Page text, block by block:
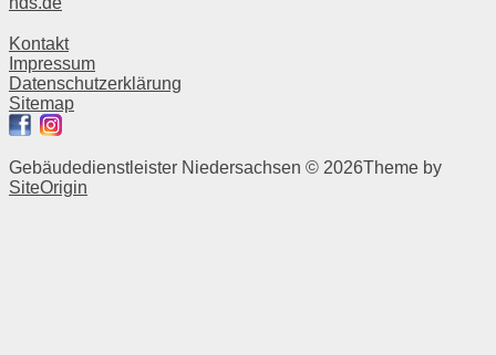
Kontakt
Impressum
Datenschutzerklärung
Sitemap
Gebäudedienstleister Niedersachsen © 2026Theme by
SiteOrigin